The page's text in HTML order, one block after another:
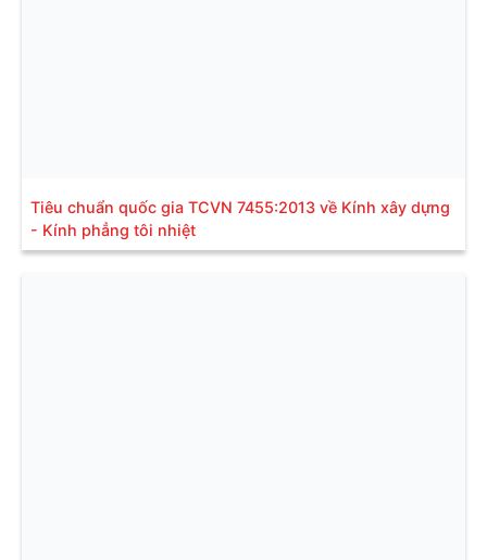
Tiêu chuẩn quốc gia TCVN 7455:2013 về Kính xây dựng
- Kính phẳng tôi nhiệt